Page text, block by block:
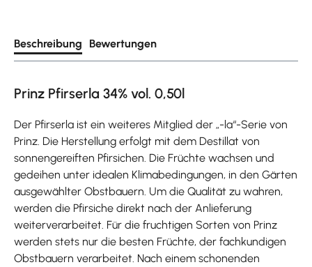
Beschreibung Bewertungen
Prinz Pfirserla 34% vol. 0,50l
Der Pfirserla ist ein weiteres Mitglied der „-la“-Serie von
Prinz. Die Herstellung erfolgt mit dem Destillat von
sonnengereiften Pfirsichen. Die Früchte wachsen und
gedeihen unter idealen Klimabedingungen, in den Gärten
ausgewählter Obstbauern. Um die Qualität zu wahren,
werden die Pfirsiche direkt nach der Anlieferung
weiterverarbeitet. Für die fruchtigen Sorten von Prinz
werden stets nur die besten Früchte, der fachkundigen
Obstbauern verarbeitet. Nach einem schonenden